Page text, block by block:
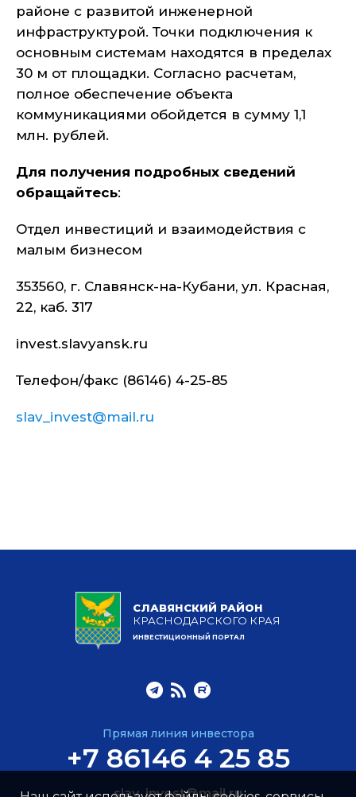
районе с развитой инженерной
инфраструктурой. Точки подключения к
основным системам находятся в пределах
30 м от площадки. Согласно расчетам,
полное обеспечение объекта
коммуникациями обойдется в сумму 1,1
млн. рублей.
Для получения подробных сведений
обращайтесь:
Отдел инвестиций и взаимодействия с
малым бизнесом
353560, г. Славянск-на-Кубани, ул. Красная,
22, каб. 317
invest.slavyansk.ru
Телефон/факс (86146) 4-25-85
slav_invest@mail.ru
СЛАВЯНСКИЙ РАЙОН
КРАСНОДАРСКОГО КРАЯ
ИНВЕСТИЦИОННЫЙ ПОРТАЛ
Прямая линия инвестора
+7 86146 4 25 85
slav_invest@mail.ru